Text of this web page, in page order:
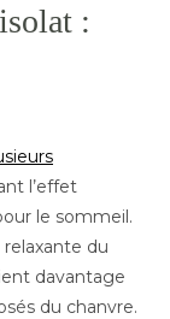
:
l’effet
le sommeil.
du
davantage
du chanvre.